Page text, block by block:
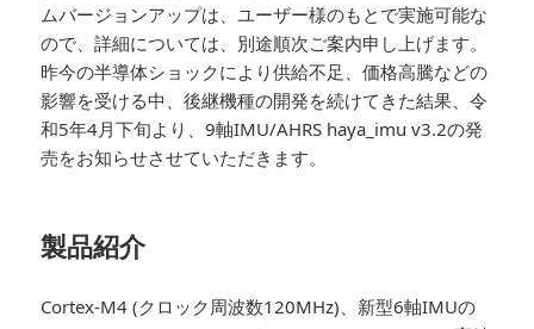
ムバージョンアップは、ユーザー様のもとで実施可能な
ので、詳細については、別途順次ご案内申し上げます。
昨今の半導体ショックにより供給不足、価格高騰などの
影響を受ける中、後継機種の開発を続けてきた結果、令
和5年4月下旬より、9軸IMU/AHRS haya_imu v3.2の発
売をお知らせさせていただきます。
製品紹介
Cortex-M4 (クロック周波数120MHz)、新型6軸IMUの